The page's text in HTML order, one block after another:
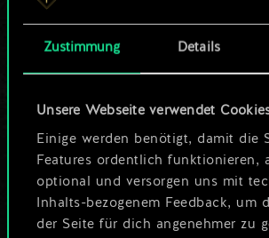
Zustimmung Details
Unsere Webseite verwendet
Einige werden benötigt, damit die
Features ordentlich funktionieren,
optional und versorgen uns mit
Inhalts-bezogenem Feedback, um
der Seite für dich angenehmer zu
Karten.
Wo es doch
mehr sein
Deck benennen und Leitfaden
erstellen